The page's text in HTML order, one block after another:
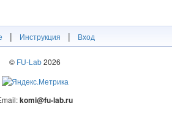
| Инструкция | Вход
© FU-Lab2026
komi@fu-lab.ru